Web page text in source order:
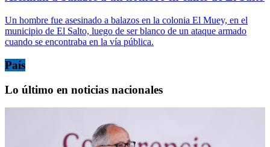
Un hombre fue asesinado a balazos en la colonia El Muey, en el
municipio de El Salto, luego de ser blanco de un ataque armado
cuando se encontraba en la vía pública.
País
Lo último en noticias nacionales